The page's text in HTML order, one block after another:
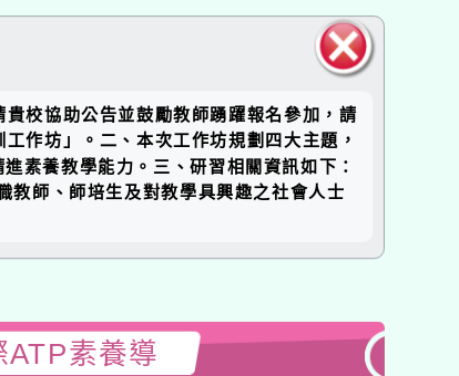
塊
校協助公告並鼓勵教師踴躍報名參加，請
作坊」。二、本次工作坊規劃四大主題，
素養教學能力。三、研習相關資訊如下：
師、師培生及對教學具興趣之社會人士
素養導